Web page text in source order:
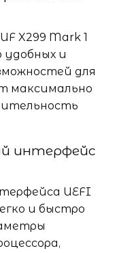
X299 Mark 1
удобных и
для
максимально
интерфейс
UEFI
и быстро